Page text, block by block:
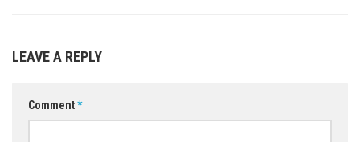
LEAVE A REPLY
Comment*